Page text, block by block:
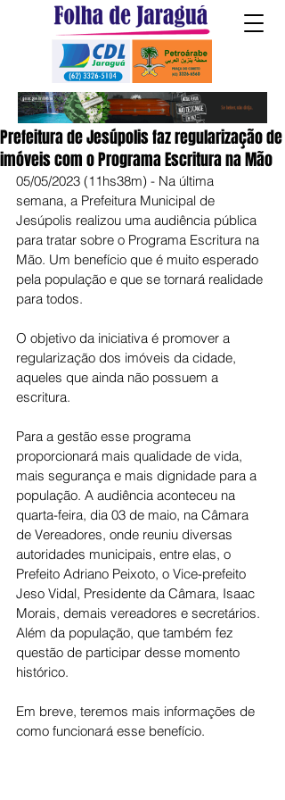
Prefeitura de Jesúpolis faz regularização de
imóveis com o Programa Escritura na Mão
05/05/2023 (11hs38m) - Na última
semana, a Prefeitura Municipal de
Jesúpolis realizou uma audiência pública
para tratar sobre o Programa Escritura na
Mão. Um benefício que é muito esperado
pela população e que se tornará realidade
para todos.
O objetivo da iniciativa é promover a
regularização dos imóveis da cidade,
aqueles que ainda não possuem a
escritura.
Para a gestão esse programa
proporcionará mais qualidade de vida,
mais segurança e mais dignidade para a
população. A audiência aconteceu na
quarta-feira, dia 03 de maio, na Câmara
de Vereadores, onde reuniu diversas
autoridades municipais, entre elas, o
Prefeito Adriano Peixoto, o Vice-prefeito
Jeso Vidal, Presidente da Câmara, Isaac
Morais, demais vereadores e secretários.
Além da população, que também fez
questão de participar desse momento
histórico.
Em breve, teremos mais informações de
como funcionará esse benefício.